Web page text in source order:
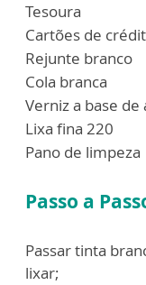
Tesoura
Cartões de
Rejunte branco
Cola branca
Verniz a base de
Lixa fina 220
Pano de limpeza
Passo a
Passar tinta
lixar;